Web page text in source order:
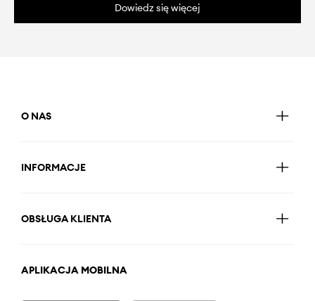
Dowiedz się więcej
O NAS
INFORMACJE
OBSŁUGA KLIENTA
APLIKACJA MOBILNA